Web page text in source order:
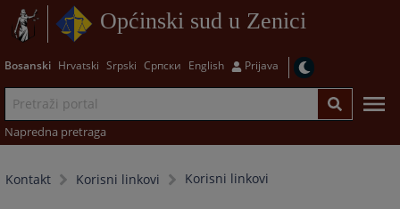
Općinski sud u Zenici
Bosanski Hrvatski Srpski Српски English Prijava
Napredna pretraga
Kontakt Korisni linkovi Korisni linkovi